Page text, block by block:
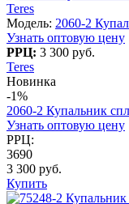
Teres
Модель: 2060-2
Узнать оптовую цену
РРЦ: 3 300 руб.
Teres
Новинка
-1%
2060-2 Купальник
Узнать оптовую цену
РРЦ:
3690
3 300 руб.
Купить